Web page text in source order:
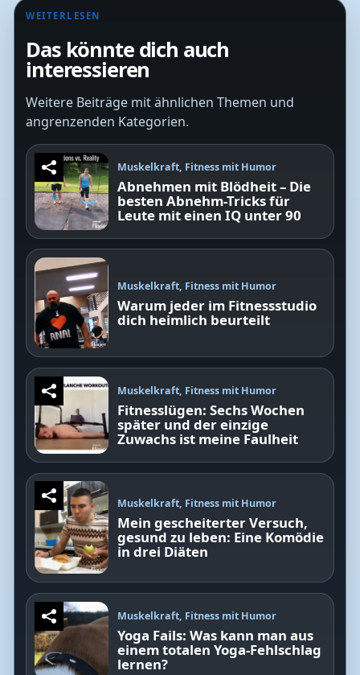
WEITERLESEN
Das könnte dich auch
interessieren
Weitere Beiträge mit ähnlichen Themen und
angrenzenden Kategorien.
Muskelkraft, Fitness mit Humor
Abnehmen mit Blödheit – Die
besten Abnehm-Tricks für
Leute mit einen IQ unter 90
Muskelkraft, Fitness mit Humor
Warum jeder im Fitnessstudio
dich heimlich beurteilt
Muskelkraft, Fitness mit Humor
Fitnesslügen: Sechs Wochen
später und der einzige
Zuwachs ist meine Faulheit
Muskelkraft, Fitness mit Humor
Mein gescheiterter Versuch,
gesund zu leben: Eine Komödie
in drei Diäten
Muskelkraft, Fitness mit Humor
Yoga Fails: Was kann man aus
einem totalen Yoga-Fehlschlag
lernen?